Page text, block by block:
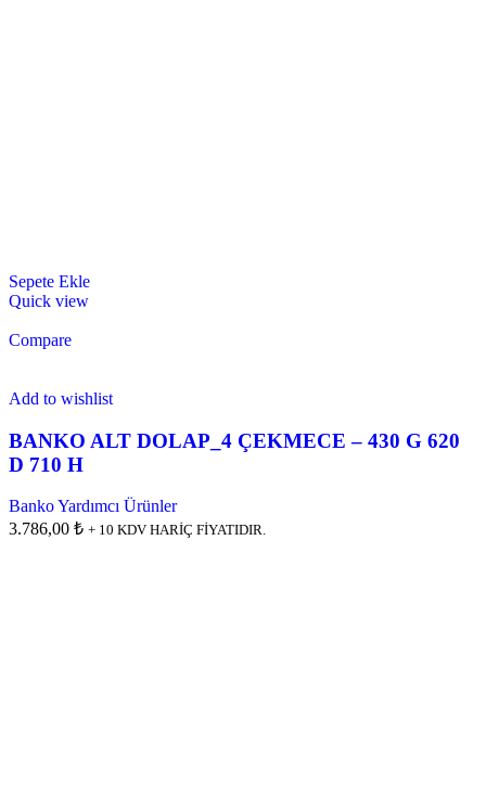
Sepete Ekle
Quick view
Compare
Add to wishlist
BANKO ALT DOLAP_4 ÇEKMECE – 430 G 620
D 710 H
Banko Yardımcı Ürünler
3.786,00 ₺ + 10 KDV HARİÇ FİYATIDIR.